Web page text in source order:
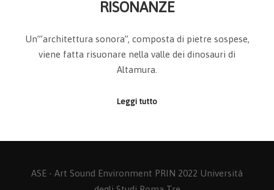
RISONANZE
Un’”architettura sonora”, composta di pietre sospese,
viene fatta risuonare nella valle dei dinosauri di
Altamura.
Leggi tutto
ASE - Art Sound Environment PRIN 2022 Università